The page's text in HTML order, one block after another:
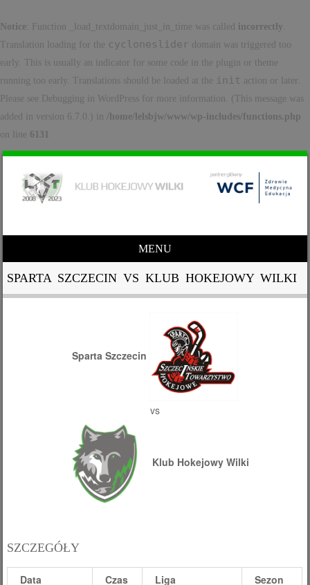
Notice : Function _load_textdomain_just_in_time was called incorrectly
Translation loading for the cycloneslider domain was triggered too
early. This is usually an indicator for some code in the plugin or theme
running too early. Translations should be loaded at the init action or later.
Please see
Debugging in WordPress for more information. (This message was
added in version 6.7.0.) in /home/lelsbjw/www/wp-includes/functions.php
on line 6131
MENU
SPARTA SZCZECIN VS KLUB HOKEJOWY WILKI
Sparta Szczecin
vs
Klub Hokejowy Wilki
SZCZEGÓŁY
Data Czas Liga
Sezon